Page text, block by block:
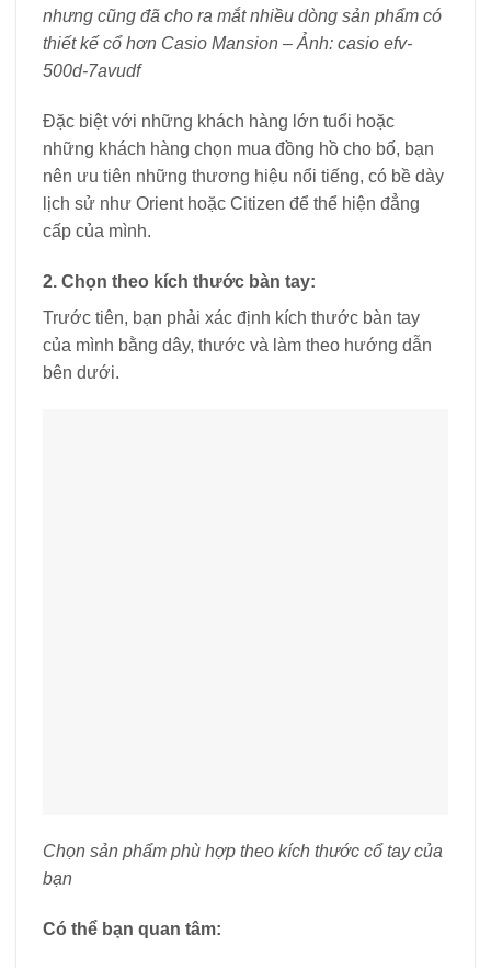
nhưng cũng đã cho ra mắt nhiều dòng sản phẩm có
thiết kế cổ hơn Casio Mansion – Ảnh: casio efv-
500d-7avudf
Đặc biệt với những khách hàng lớn tuổi hoặc
những khách hàng chọn mua đồng hồ cho bố, bạn
nên ưu tiên những thương hiệu nổi tiếng, có bề dày
lịch sử như Orient hoặc Citizen để thể hiện đẳng
cấp của mình.
2. Chọn theo kích thước bàn tay:
Trước tiên, bạn phải xác định kích thước bàn tay
của mình bằng dây, thước và làm theo hướng dẫn
bên dưới.
Chọn sản phẩm phù hợp theo kích thước cổ tay của
bạn
Có thể bạn quan tâm: